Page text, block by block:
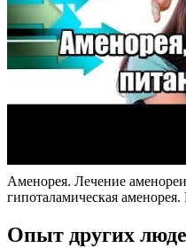
Аменорея. Лечение
гипоталамическая
Опыт других